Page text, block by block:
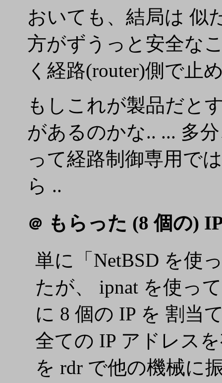
おいても、結局は 似
方がずうっと安全な
く経路(router)側で止
もしこれが製品だと
があるのかな.. ... 多
って経路制御専用で
ら ..
＠ もらった (8 個の)
単に「NetBSD を使
たが、 ipnat を使っ
に 8 個の IP を 割当
全ての IP アドレス
を rdr で他の機械に